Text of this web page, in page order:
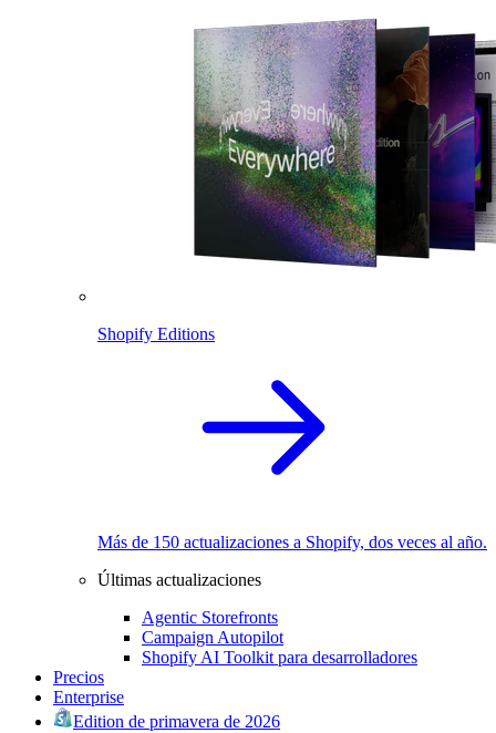
Shopify Editions
Más de 150 actualizaciones a Shopify, dos veces al año.
Últimas actualizaciones
Agentic Storefronts
Campaign Autopilot
Shopify AI Toolkit para desarrolladores
Precios
Enterprise
Edition de primavera de 2026